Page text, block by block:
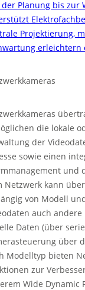
der Planung bis zur
Projektierung,
erleichtern
die lokale
der
sowie einen
und
Netzwerk kann
von Modell
auch
Daten (über
über
Modelltyp bieten
zur
Wide Dynamic